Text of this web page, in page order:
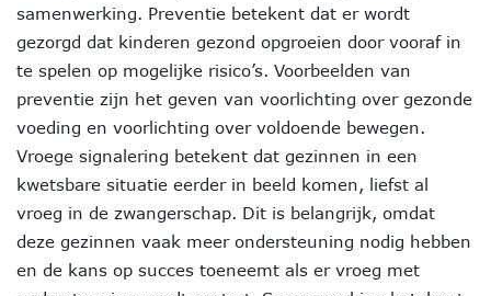
samenwerking. Preventie betekent dat er wordt
gezorgd dat kinderen gezond opgroeien door vooraf in
te spelen op mogelijke risico’s. Voorbeelden van
preventie zijn het geven van voorlichting over gezonde
voeding en voorlichting over voldoende bewegen.
Vroege signalering betekent dat gezinnen in een
kwetsbare situatie eerder in beeld komen, liefst al
vroeg in de zwangerschap. Dit is belangrijk, omdat
deze gezinnen vaak meer ondersteuning nodig hebben
en de kans op succes toeneemt als er vroeg met